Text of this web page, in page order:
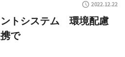
2022.12.22
トシステム 環境配慮
で